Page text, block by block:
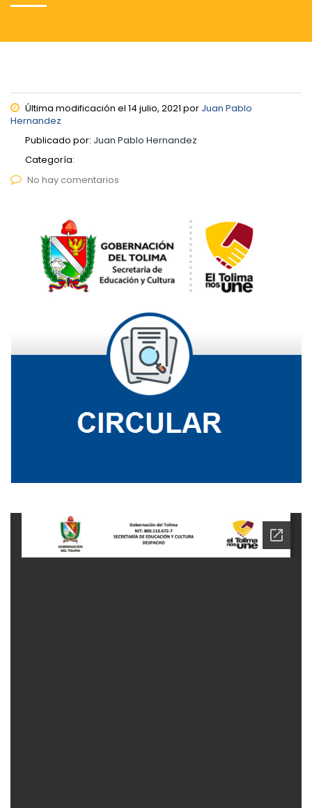
Última modificación el 14 julio, 2021 por Juan Pablo
Hernandez
Publicado por: Juan Pablo Hernandez
Categoría:
No hay comentarios